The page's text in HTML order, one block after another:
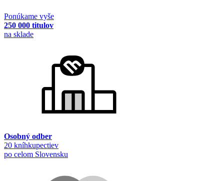
Ponúkame vyše
250 000 titulov
na sklade
Osobný odber
20 kníhkupectiev
po celom Slovensku